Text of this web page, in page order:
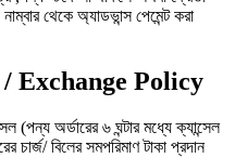
থেকে অ্যাডভান্স পেমেন্ট করা
Exchange Policy
(পন্য অর্ডারের ৬ ঘন্টার মধ্যে ক্যান্সেল
চার্জ/ বিলের সমপরিমাণ টাকা প্রদান